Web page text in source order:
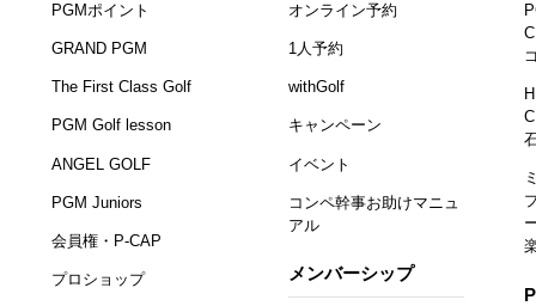
PGMポイント
GRAND PGM
The First Class Golf
PGM Golf lesson
ANGEL GOLF
PGM Juniors
会員権・P-CAP
プロショップ
オンライン予約
1人予約
withGolf
キャンペーン
イベント
コンペ幹事お助けマニュ
アル
メンバーシップ